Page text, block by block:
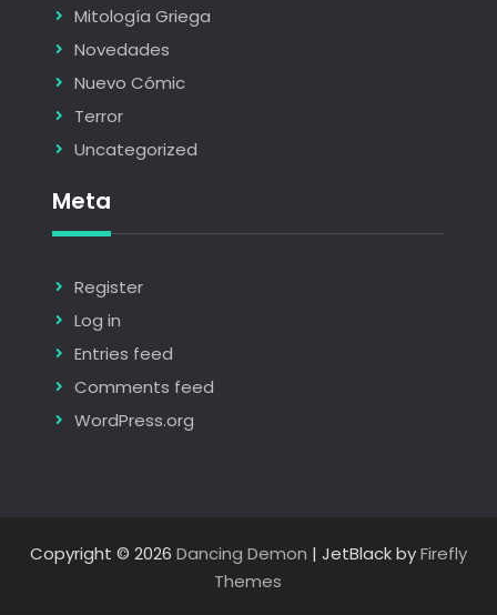
Mitología Griega
Novedades
Nuevo Cómic
Terror
Uncategorized
Meta
Register
Log in
Entries feed
Comments feed
WordPress.org
Copyright © 2026 Dancing Demon | JetBlack byFirefly
Themes